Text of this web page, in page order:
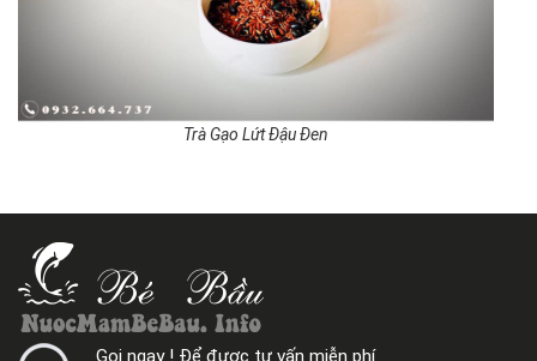
Trà Gạo Lứt Đậu Đen
Gọi ngay ! Để được tư vấn miễn phí